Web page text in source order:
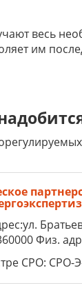
весь
им
Физ.
СРО: СРО-